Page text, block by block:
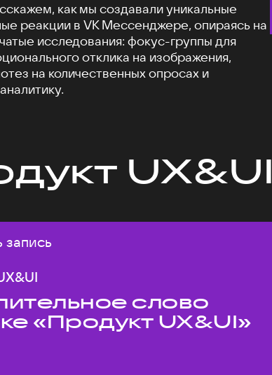
как мы создавали уникальные
реакции в VK Мессенджере, опираясь на
исследования: фокус-группы для
отклика на изображения,
на количественных опросах и
UX&UI
слово
«Продукт UX&UI»